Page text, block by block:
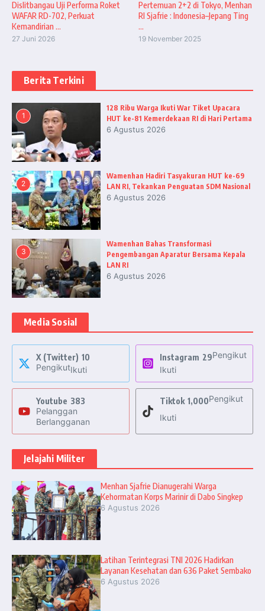
Dislitbangau Uji Performa Roket
WAFAR RD-702, Perkuat
Kemandirian ...
27 Juni 2026
Pertemuan 2+2 di Tokyo, Menhan
RI Sjafrie : Indonesia–Jepang Ting
...
19 November 2025
Berita Terkini
1
128 Ribu Warga Ikuti War Tiket Upacara
HUT ke-81 Kemerdekaan RI di Hari Pertama
6 Agustus 2026
2
Wamenhan Hadiri Tasyakuran HUT ke-69
LAN RI, Tekankan Penguatan SDM Nasional
6 Agustus 2026
3
Wamenhan Bahas Transformasi
Pengembangan Aparatur Bersama Kepala
LAN RI
6 Agustus 2026
Media Sosial
X (Twitter) 10
PengikutIkuti
Instagram 29Pengikut
Ikuti
Youtube 383
Pelanggan
Berlangganan
Tiktok 1,000Pengikut
Ikuti
Jelajahi Militer
Menhan Sjafrie Dianugerahi Warga
Kehormatan Korps Marinir di Dabo Singkep
6 Agustus 2026
Latihan Terintegrasi TNI 2026 Hadirkan
Layanan Kesehatan dan 636 Paket Sembako
6 Agustus 2026